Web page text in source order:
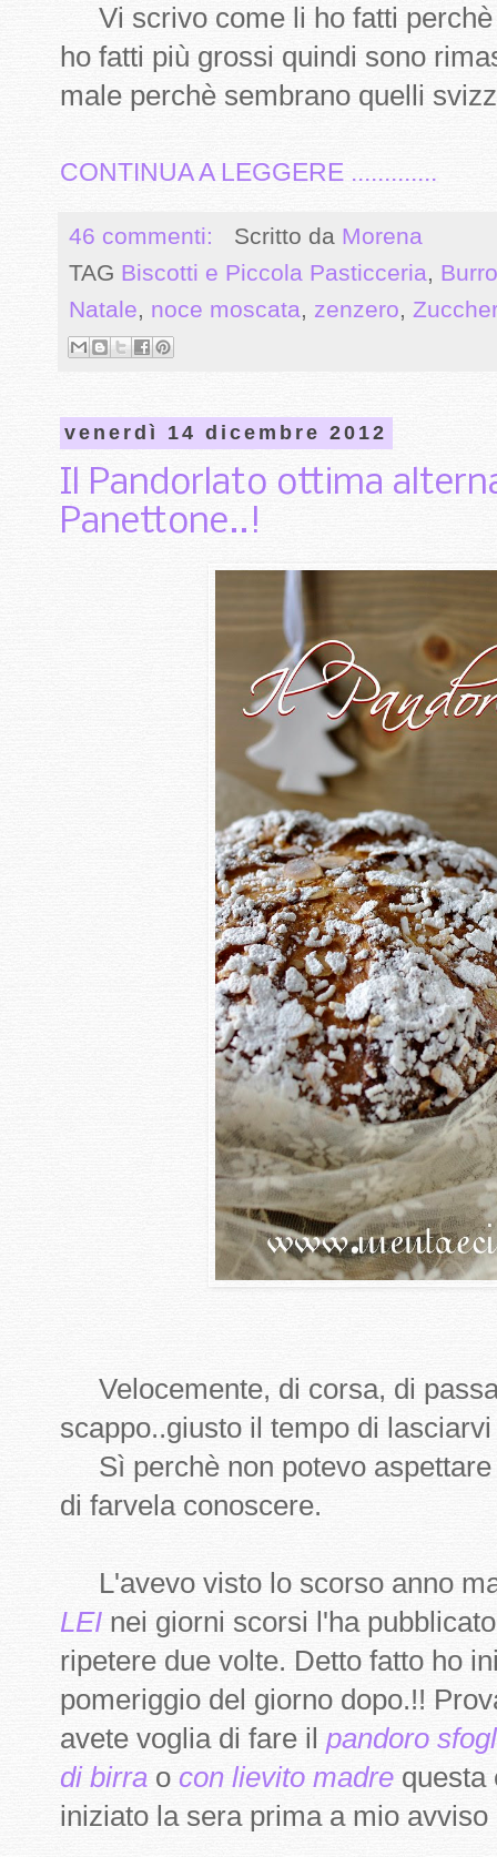
Vi scrivo come li ho fatti perchè
ho fatti più grossi quindi sono
male perchè sembrano quelli
CONTINUA A LEGGERE .............
46 commenti: Scritto da Morena
TAG Biscotti e Piccola Pasticceria
Burro
Natale
noce moscata zenzero
venerdì 14 dicembre 2012
Il Pandorlato ottima
Panettone..!
Velocemente, di corsa, di
scappo..giusto il tempo di
Sì perchè non potevo aspettare
di farvela conoscere.
L'avevo visto lo scorso anno
LEI nei giorni scorsi l'ha
ripetere due volte. Detto fatto ho
pomeriggio del giorno dopo.!!
avete voglia di fare il pandoro
di birra o con lievito madre questa
iniziato la sera prima a mio